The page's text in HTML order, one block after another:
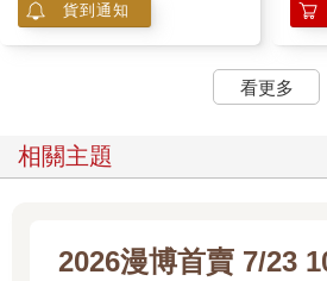
貨到通知
看更多
相關主題
2026漫博首賣 7/23 10:00 AM首